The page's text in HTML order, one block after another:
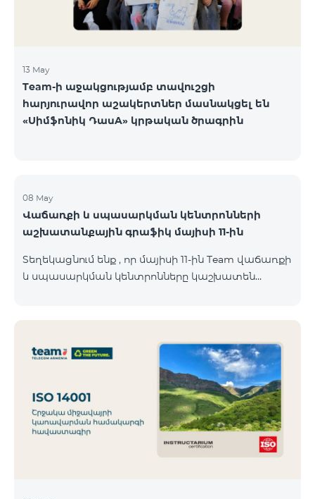
13 May
Team-ի աջակցությամբ տավուշցի
հարյուրավոր աշակերտներ մասնակցել են
«Սիմֆոնիկ ԴասA» կրթական ծրագրին
08 May
Վաճառքի և սպասարկման կենտրոնների
աշխատանքային գրաֆիկ մայիսի 11-ին
Տեղեկացնում ենք , որ մայիսի 11-ին Team վաճառքի
և սպասարկման կենտրոնները կաշխատեն
Բնականուն գրաֆիկը Մայիսի 11-ի փոփոխված
գրաֆիկը Երևան Կիլիկիա 09:00-18:00 09:00-17:00
Երևան Անդրանիկ 09:00-18:00 09:00-17:00 Երևան
ՀԱԹ 09:00-20:00 09:00-17:00 Երևան Ազատություն
09:00-19:00 09:00-17:00 Երևան Կոմիտաս 1 09:00-
19:00 09:00-17:00 Երևան Դավիթաշեն 09:00-20:00